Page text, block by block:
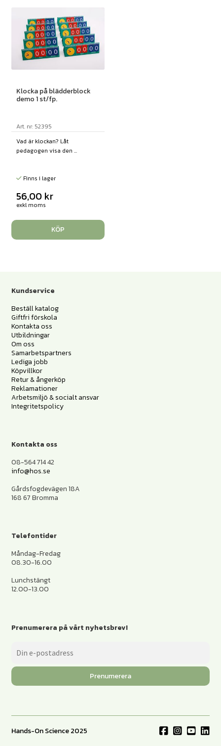
Klocka på blädderblock
demo 1 st/fp.
Art. nr: 52395
Vad är klockan? Låt
pedagogen visa den ...
Finns i lager
56,00 kr
exkl moms
KÖP
Kundservice
Beställ katalog
Giftfri förskola
Kontakta oss
Utbildningar
Om oss
Samarbetspartners
Lediga jobb
Köpvillkor
Retur & ångerköp
Reklamationer
Arbetsmiljö & socialt ansvar
Integritetspolicy
Kontakta oss
08-564 714 42
info@hos.se
Gårdsfogdevägen 18A
168 67 Bromma
Telefontider
Måndag-Fredag
08.30-16.00
Lunchstängt
12.00-13.00
Prenumerera på vårt nyhetsbrev!
Prenumerera
Hands-On Science 2025